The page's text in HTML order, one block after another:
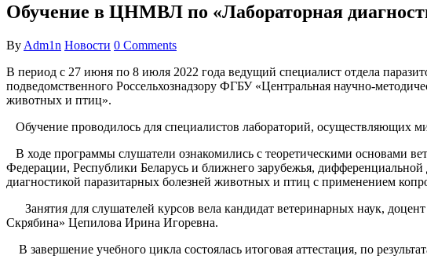
Обучение в ЦНМВЛ по «Лабораторная
By Adm1n Новости 0 Comments
В период с 27 июня по 8 июля 2022 года ведущий специалист отдела
подведомственного Россельхознадзору ФГБУ «Центральная научно-
животных и птиц».
Обучение проводилось для специалистов лабораторий, осуществляющих
В ходе программы слушатели ознакомились с теоретическими основами
Федерации, Республики Беларусь и ближнего зарубежья,
диагностикой паразитарных болезней животных и птиц с применением
Занятия для слушателей курсов вела кандидат ветеринарных наук,
Скрябина» Цепилова Ирина Игоревна.
В завершение учебного цикла состоялась итоговая аттестация, по